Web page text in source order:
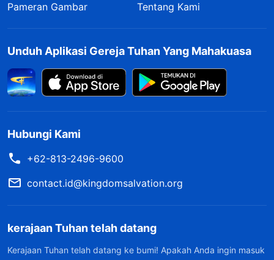
Pameran Gambar
Tentang Kami
Unduh Aplikasi Gereja Tuhan Yang Mahakuasa
Hubungi Kami
+62-813-2496-9600
contact.id@kingdomsalvation.org
kerajaan Tuhan telah datang
Kerajaan Tuhan telah datang ke bumi! Apakah Anda ingin masuk